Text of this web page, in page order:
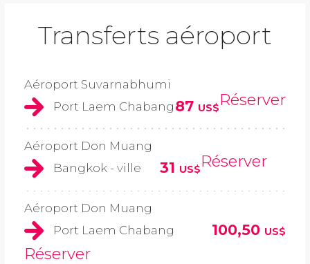
Transferts aéroport
Aéroport Suvarnabhumi
Port Laem Chabang 87 US$Réserver
Aéroport Don Muang
Bangkok - ville
31 US$Réserver
Aéroport Don Muang
Port Laem Chabang
100,50 US$
Réserver